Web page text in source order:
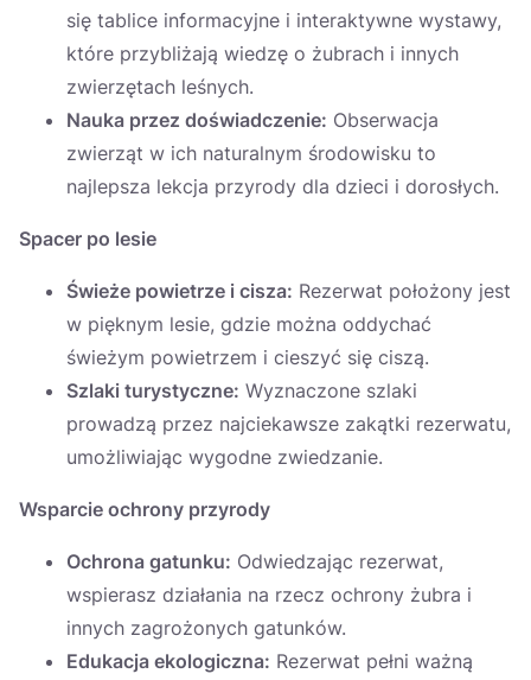
się tablice informacyjne i interaktywne wystawy,
które przybliżają wiedzę o żubrach i innych
zwierzętach leśnych.
Nauka przez doświadczenie: Obserwacja
zwierząt w ich naturalnym środowisku to
najlepsza lekcja przyrody dla dzieci i dorosłych.
Spacer po lesie
Świeże powietrze i cisza: Rezerwat położony jest
w pięknym lesie, gdzie można oddychać
świeżym powietrzem i cieszyć się ciszą.
Szlaki turystyczne: Wyznaczone szlaki
prowadzą przez najciekawsze zakątki rezerwatu,
umożliwiając wygodne zwiedzanie.
Wsparcie ochrony przyrody
Ochrona gatunku: Odwiedzając rezerwat,
wspierasz działania na rzecz ochrony żubra i
innych zagrożonych gatunków.
Edukacja ekologiczna: Rezerwat pełni ważną